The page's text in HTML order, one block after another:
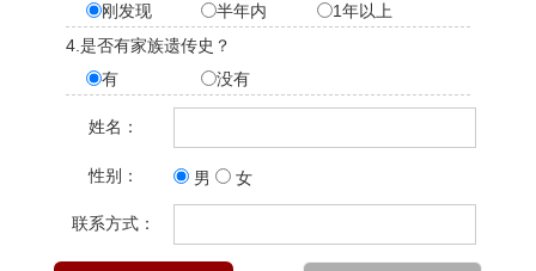
刚发现
半年内
1年以上
4.是否有家族遗传史？
有
没有
姓名：
性别： 男 女
联系方式：